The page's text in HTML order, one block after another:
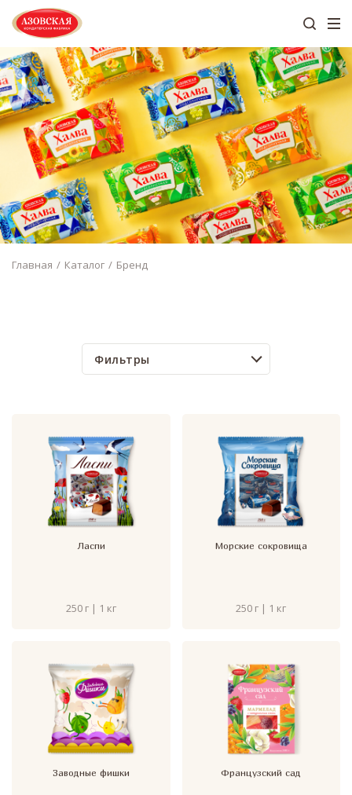
Главная Каталог Бренд
Фильтры
Ласпи
250 г | 1 кг
Морские сокровища
250 г | 1 кг
Заводные фишки Французский сад